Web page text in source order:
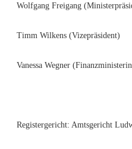
Wolfgang Freigang
Timm Wilkens (Vizepräsident)
Vanessa Wegner
Registergericht: Amtsgericht